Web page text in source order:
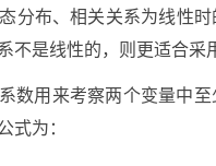
分布、相关关系为线性
不是线性的，则更适合采
数用来考察两个变量中
式为：